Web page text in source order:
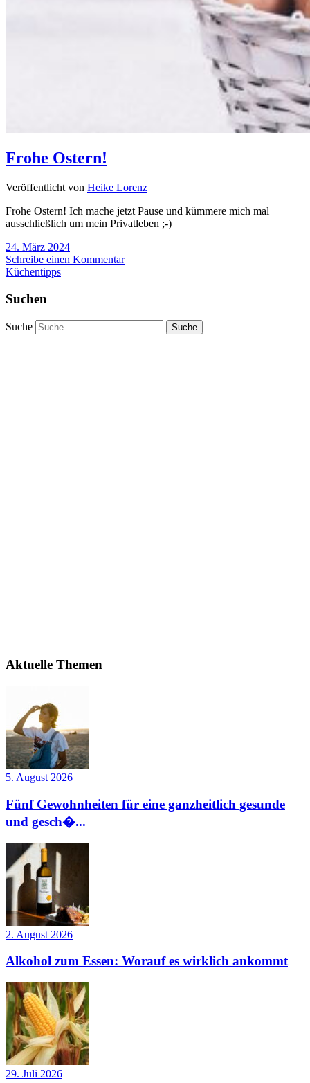
Frohe Ostern!
Veröffentlicht von Heike Lorenz
Frohe Ostern! Ich mache jetzt Pause und kümmere mich mal
ausschließlich um mein Privatleben ;-)
24. März 2024
Schreibe einen Kommentar
Küchentipps
Suchen
Suche
Aktuelle Themen
5. August 2026
Fünf Gewohnheiten für eine ganzheitlich gesunde
und gesch�...
2. August 2026
Alkohol zum Essen: Worauf es wirklich ankommt
29. Juli 2026